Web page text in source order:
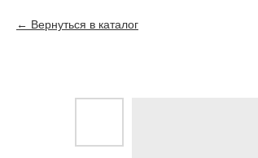
Вернуться в каталог